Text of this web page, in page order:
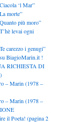
‘l Mar”
morte”
più moro”
levai ogni
carezzo i genugi”
BiagioMarin.it !
RICHIESTA DI
– Marin (1978 –
– Marin (1978 –
il Poeta! (pagina 2